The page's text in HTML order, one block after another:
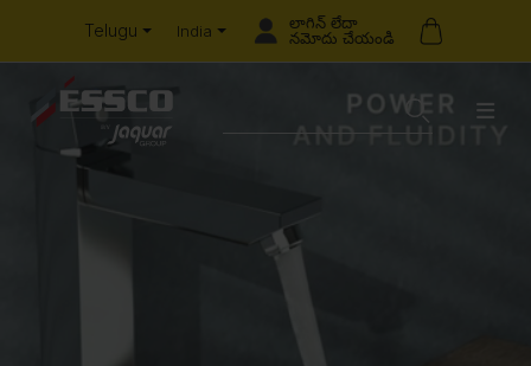
Telugu India
లాగిన్ లేదా
నమోదు చేయండి